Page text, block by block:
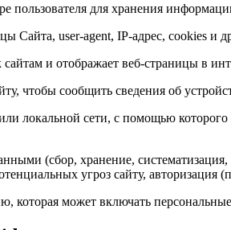
пользователя для хранения
Сайта, user-agent, IP-адрес, cookies и
и отображает веб-страницы в
чтобы сообщить сведения об
локальной сети, с помощью
(сбор, хранение,
угроз сайту, авторизация
может включать